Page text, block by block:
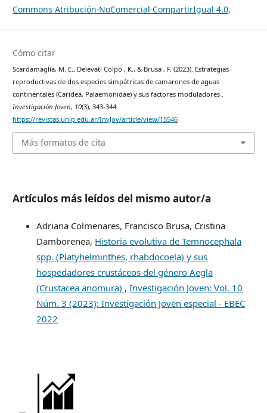
Commons Atribución-NoComercial-CompartirIgual 4.0.
Cómo citar
Scardamaglia, M. E., Delevati Colpo , K., & Brusa , F. (2023). Estrategias
reproductivas de dos especies simpátricas de camarones de aguas
continentales (Caridea, Palaemonidae) y sus factores moduladores .
Investigación Joven, 10(3), 343-344.
https://revistas.unlp.edu.ar/InvJov/article/view/15546
Más formatos de cita
Artículos más leídos del mismo autor/a
Adriana Colmenares, Francisco Brusa, Cristina
Damborenea, Historia evolutiva de Temnocephala
spp. (Platyhelminthes, rhabdocoela) y sus
hospedadores crustáceos del género Aegla
(Crustacea anomura) ,Investigación Joven: Vol. 10
Núm. 3 (2023): Investigación Joven especial - EBEC
2022